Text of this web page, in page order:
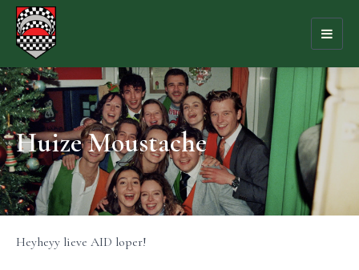
Huize Moustache
Heyheyy lieve AID loper!